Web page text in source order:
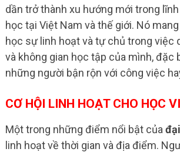
dần trở thành xu hướng mới trong
học tại Việt Nam và thế giới. Nó
học sự linh hoạt và tự chủ trong việc
và không gian học tập của mình, đặc
những người bận rộn với công việc
CƠ HỘI LINH HOẠT CHO HỌC
Một trong những điểm nổi bật của
linh hoạt về thời gian và địa điểm.